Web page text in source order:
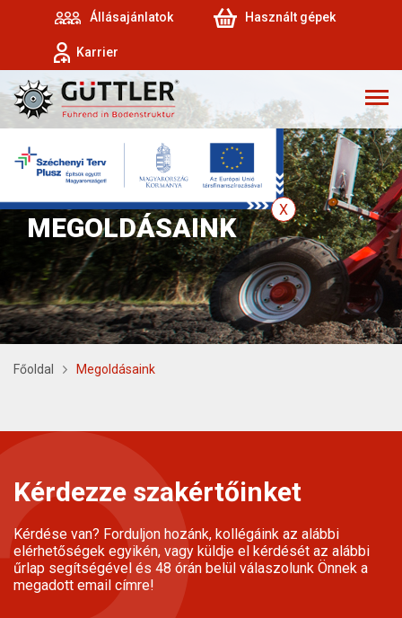
Állásajánlatok Használt gépek
Karrier
MEGOLDÁSAINK
Főoldal Megoldásaink
Kérdezze szakértőinket
Kérdése van? Forduljon hozánk, kollégáink az alábbi
elérhetőségek egyikén, vagy küldje el kérdését az alábbi
űrlap segítségével és 48 órán belül válaszolunk Önnek a
megadott email címre!